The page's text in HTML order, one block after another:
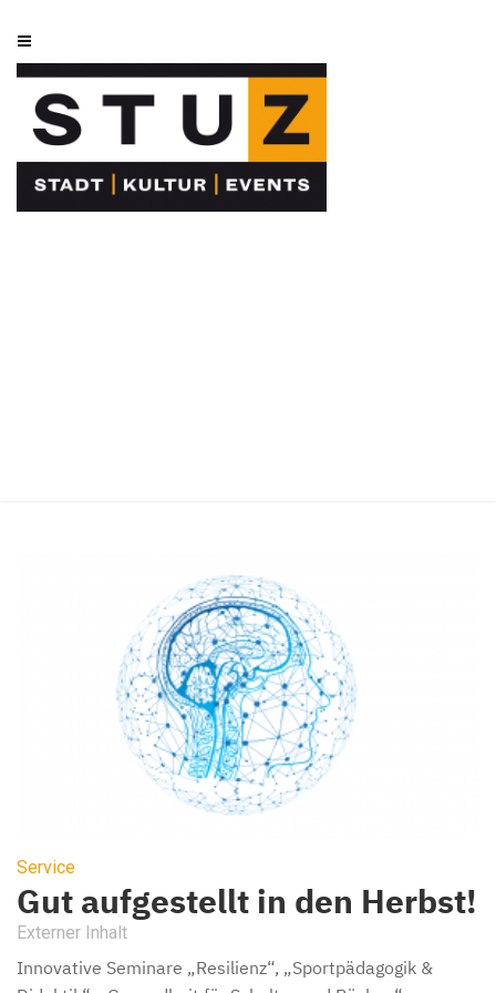
Service
Gut aufgestellt in den Herbst!
Externer Inhalt
Innovative Seminare „Resilienz“, „Sportpädagogik &